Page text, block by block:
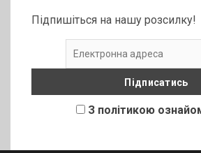
Підпишіться на нашу розсилку!
З політикою